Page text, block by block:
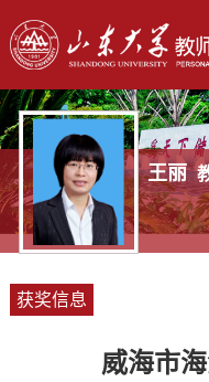
王丽
获奖信息
威海市